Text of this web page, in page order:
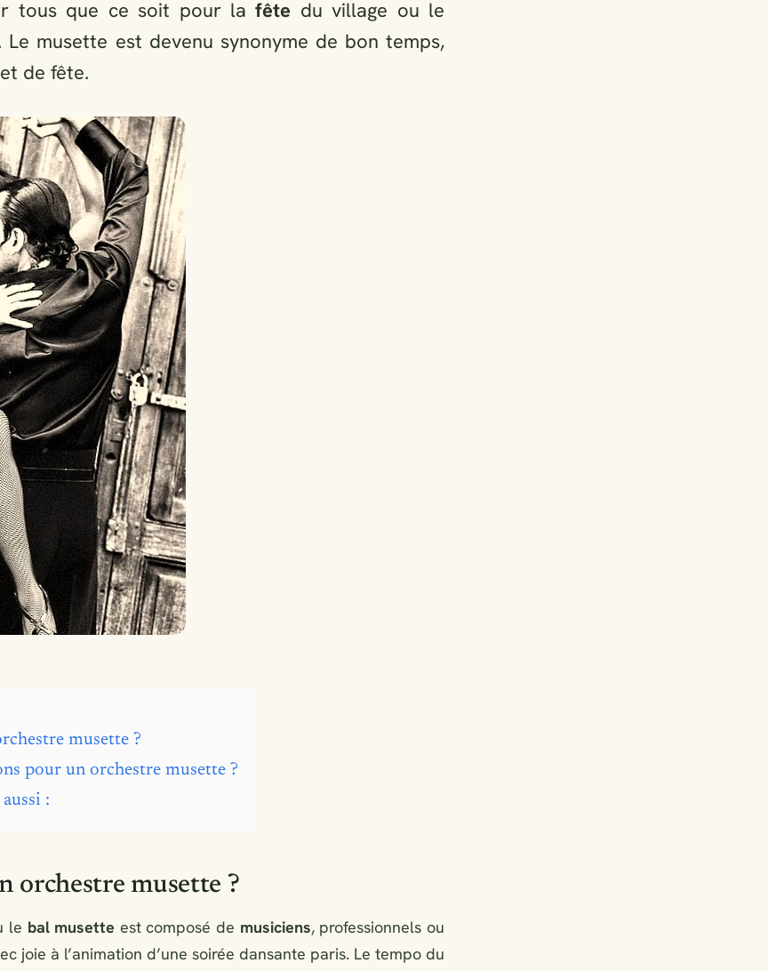
tous que ce soit pour lafête du village ou le
Le musette est devenu synonyme de bon temps,
de fête.
musette ?
pour un orchestre musette ?
:
orchestre musette ?
le bal musette est composé de musiciens, professionnels ou
joie à l’animation d’une soirée dansante paris. Le tempo du